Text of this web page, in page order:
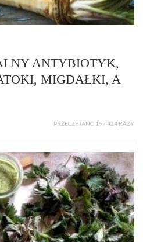
ANTYBIOTYK,
MIGDAŁKI, A
PRZECZYTANO 197 424 RAZY